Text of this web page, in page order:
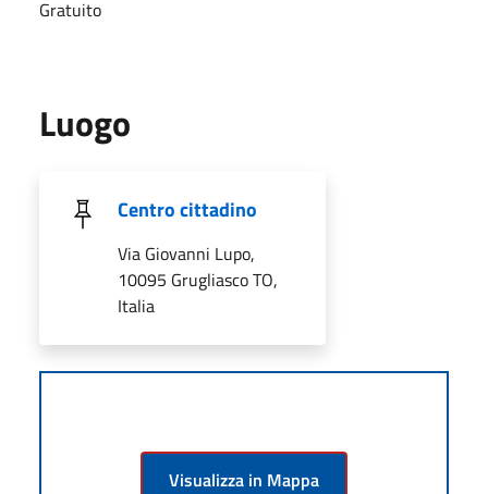
Gratuito
Luogo
Centro cittadino
Via Giovanni Lupo,
10095 Grugliasco TO,
Italia
Visualizza in Mappa